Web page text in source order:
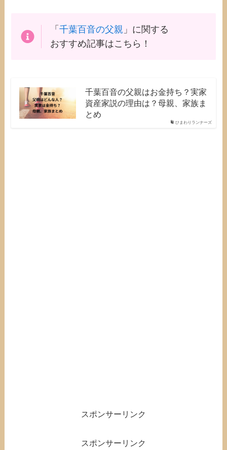
「 千葉百音の父親 」に関する
おすすめ記事はこちら！
ひまわりランナーズ
千葉百音の父親はお金持ち？実家
資産家説の理由は？母親、家族ま
とめ
スポンサーリンク
スポンサーリンク